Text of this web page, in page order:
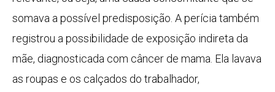
somava a possível predisposição. A perícia também
registrou a possibilidade de exposição indireta da
mãe, diagnosticada com câncer de mama. Ela lavava
as roupas e os calçados do trabalhador,